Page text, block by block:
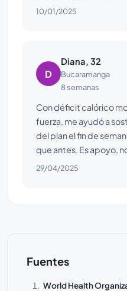
10/01/2025
D
Diana, 32
Bucaramanga
8 semanas
Con déficit calórico
fuerza, me ayudó a
del plan el fin de
que antes. Es apoyo,
29/04/2025
Fuentes
World Health